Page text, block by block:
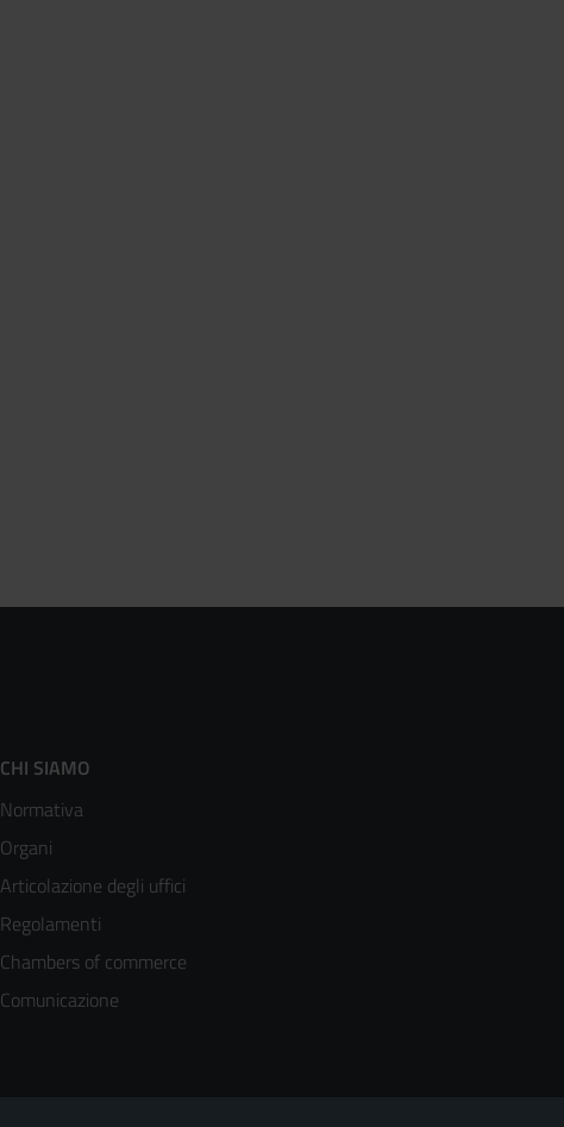
Footer
menù
colonna
3
CHI SIAMO
Normativa
Organi
Articolazione degli uffici
Regolamenti
Chambers of commerce
Comunicazione